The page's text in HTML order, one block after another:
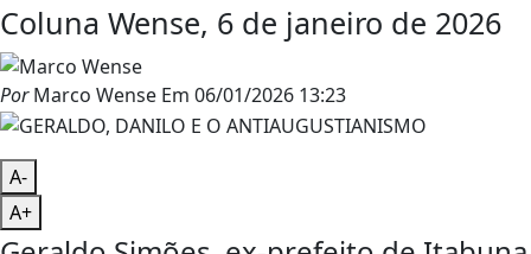
Coluna Wense, 6 de janeiro de 2026
PorMarco Wense Em 06/01/2026 13:23
A-
A+